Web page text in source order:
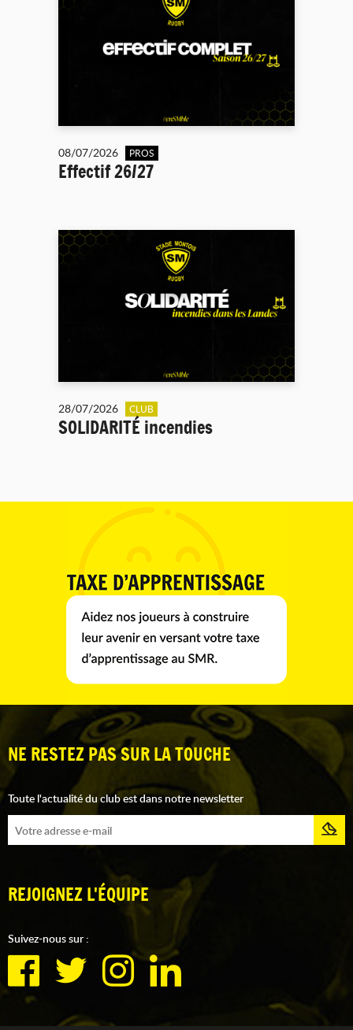
08/07/2026 PROS
Effectif 26/27
28/07/2026 CLUB
SOLIDARITÉ incendies
NE RESTEZ PAS SUR LA TOUCHE
Toute l'actualité du club est dans notre newsletter
REJOIGNEZ L'ÉQUIPE
Suivez-nous sur :